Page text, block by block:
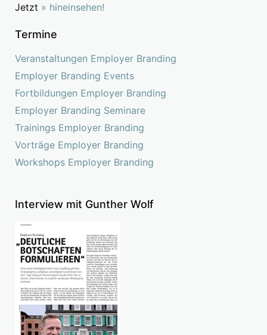
Jetzt » hineinsehen!
Termine
Veranstaltungen Employer Branding
Employer Branding Events
Fortbildungen Employer Branding
Employer Branding Seminare
Trainings Employer Branding
Vorträge Employer Branding
Workshops Employer Branding
Interview mit Gunther Wolf